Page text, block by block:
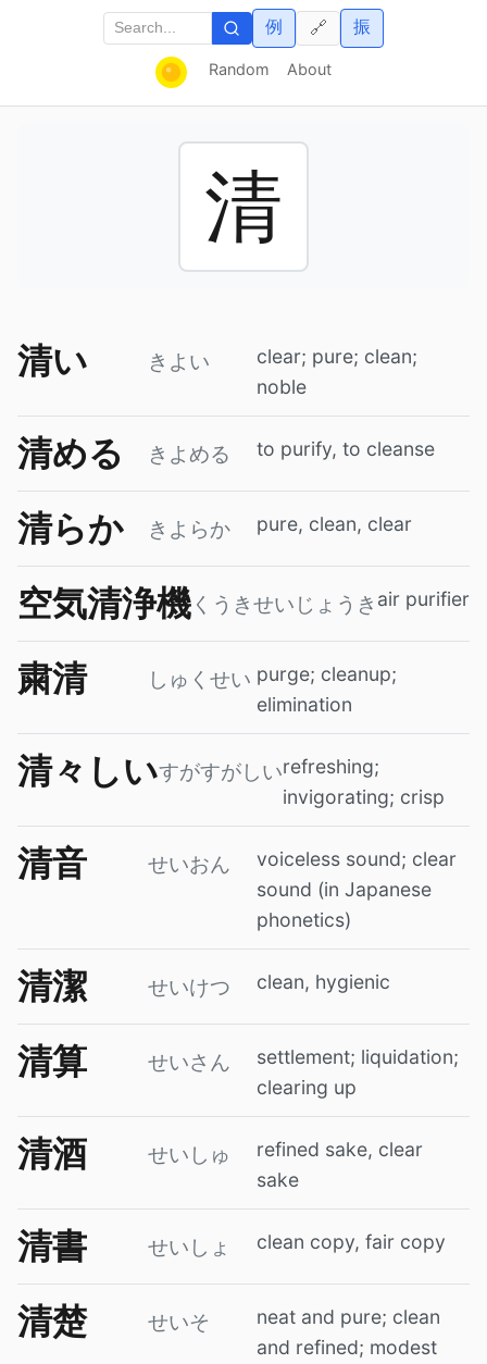
Random About
例 振
🔗
清
清い きよい
clear; pure; clean;
noble
清める きよめる to purify, to cleanse
清らか きよらか pure, clean, clear
空気清浄機 くうきせいじょうき air purifier
粛清 しゅくせい purge; cleanup;
elimination
清々しいすがすがしいrefreshing;
invigorating; crisp
清音 せいおん
voiceless sound; clear
sound (in Japanese
phonetics)
清潔 せいけつ clean, hygienic
清算 せいさん
settlement; liquidation;
clearing up
清酒 せいしゅ
refined sake, clear
sake
清書 せいしょ clean copy, fair copy
清楚 せいそ
neat and pure; clean
and refined; modest